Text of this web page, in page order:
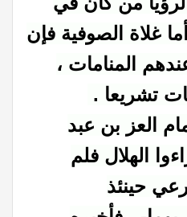
غلاة الصوفية فإن
المنامات ،
تشريعا .
العز بن عبد
الهلال فلم
حينئذ